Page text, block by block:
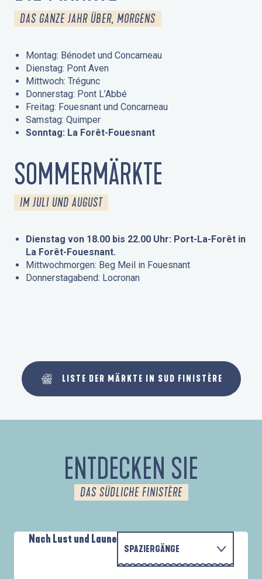
DAS GANZE JAHR ÜBER, MORGENS
Montag: Bénodet und Concarneau
Dienstag: Pont Aven
Mittwoch: Trégunc
Donnerstag: Pont L’Abbé
Freitag: Fouesnant und Concarneau
Samstag: Quimper
Sonntag: La Forêt-Fouesnant
SOMMERMÄRKTE
IM JULI UND AUGUST
Dienstag von 18.00 bis 22.00 Uhr: Port-La-Forêt in
La Forêt-Fouesnant.
Mittwochmorgen: Beg Meil in Fouesnant
Donnerstagabend: Locronan
LISTE DER MÄRKTE IN SUD FINISTÈRE
ENTDECKEN SIE
DAS SÜDLICHE FINISTÈRE
Nach Lust und Laune
SPAZIERGÄNGE